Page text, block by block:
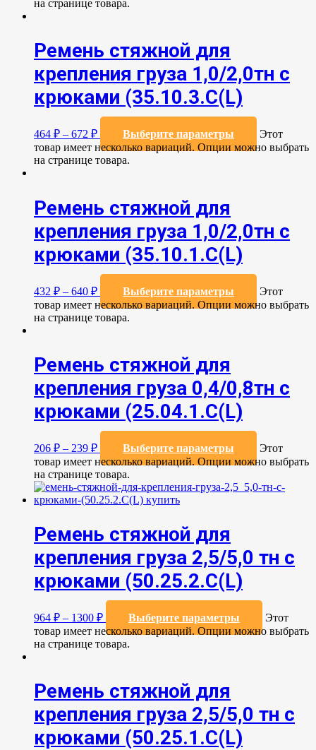
на странице товара.
Ремень стяжной для
крепления груза 1,0/2,0тн с
крюками (35.10.3.С(L)
464 ₽ – 672 ₽ Выберите параметры
Этот
товар имеет несколько вариаций. Опции можно выбрать
на странице товара.
Ремень стяжной для
крепления груза 1,0/2,0тн с
крюками (35.10.1.С(L)
432 ₽ – 640 ₽ Выберите параметры
Этот
товар имеет несколько вариаций. Опции можно выбрать
на странице товара.
Ремень стяжной для
крепления груза 0,4/0,8тн с
крюками (25.04.1.С(L)
206 ₽ – 239 ₽ Выберите параметры
Этот
товар имеет несколько вариаций. Опции можно выбрать
на странице товара.
Ремень стяжной для
крепления груза 2,5/5,0 тн с
крюками (50.25.2.C(L)
964 ₽ – 1300 ₽ Выберите параметры
Этот
товар имеет несколько вариаций. Опции можно выбрать
на странице товара.
Ремень стяжной для
крепления груза 2,5/5,0 тн с
крюками (50.25.1.С(L)